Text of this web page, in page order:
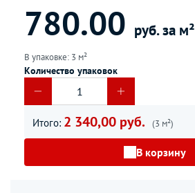
780.00 руб. за м²
В упаковке: 3 м²
Количество упаковок
Итого: 2 340,00 руб. (3 м²)
В корзину